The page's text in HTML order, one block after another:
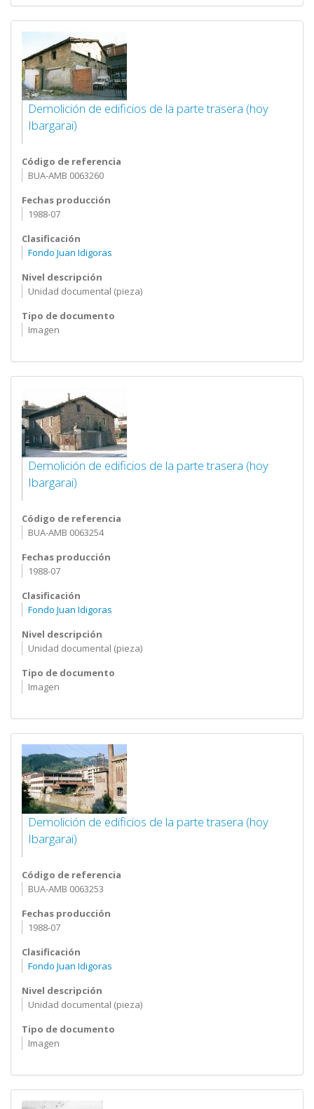
Demolición de edificios de la parte trasera (hoy
Ibargarai)
Código de referencia
BUA-AMB 0063260
Fechas producción
1988-07
Clasificación
Fondo Juan Idigoras
Nivel descripción
Unidad documental (pieza)
Tipo de documento
Imagen
Demolición de edificios de la parte trasera (hoy
Ibargarai)
Código de referencia
BUA-AMB 0063254
Fechas producción
1988-07
Clasificación
Fondo Juan Idigoras
Nivel descripción
Unidad documental (pieza)
Tipo de documento
Imagen
Demolición de edificios de la parte trasera (hoy
Ibargarai)
Código de referencia
BUA-AMB 0063253
Fechas producción
1988-07
Clasificación
Fondo Juan Idigoras
Nivel descripción
Unidad documental (pieza)
Tipo de documento
Imagen